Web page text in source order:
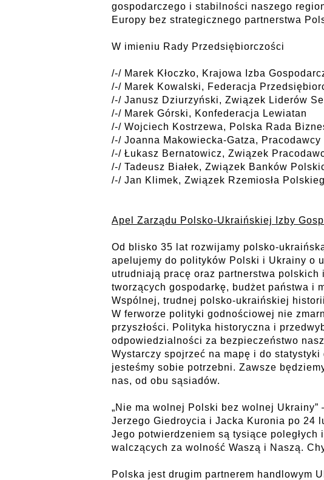
gospodarczego i stabilności naszego
Europy bez strategicznego partnerstwa
W imieniu Rady Przedsiębiorczości
/-/ Marek Kłoczko, Krajowa Izba
/-/ Marek Kowalski, Federacja
/-/ Janusz Dziurzyński, Związek Liderów
/-/ Marek Górski, Konfederacja Lewiatan
/-/ Wojciech Kostrzewa, Polska Rada
/-/ Joanna Makowiecka-Gatza, Pracodawcy
/-/ Łukasz Bernatowicz, Związek
/-/ Tadeusz Białek, Związek Banków
/-/ Jan Klimek, Związek Rzemiosła
Apel Zarządu Polsko-Ukraińskiej Izby
Od blisko 35 lat rozwijamy polsko-
apelujemy do polityków Polski i Ukrainy o
utrudniają pracę oraz partnerstwa
tworzących gospodarkę, budżet państwa i
Wspólnej, trudnej polsko-ukraińskiej
W ferworze polityki godnościowej nie
przyszłości. Polityka historyczna i
odpowiedzialności za bezpieczeństwo
Wystarczy spojrzeć na mapę i do
jesteśmy sobie potrzebni. Zawsze
nas, od obu sąsiadów.
„Nie ma wolnej Polski bez wolnej Ukrainy”
Jerzego Giedroycia i Jacka Kuronia po 24
Jego potwierdzeniem są tysiące poległych
walczących za wolność Waszą i Naszą.
Polska jest drugim partnerem handlowym